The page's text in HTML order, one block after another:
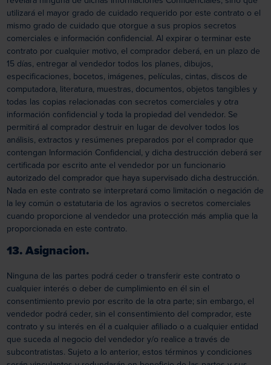
utilizará el mayor grado de cuidado requerido por este contrato o el
mismo grado de cuidado que otorgue a sus propios secretos
comerciales e información confidencial. Al expirar o terminar este
contrato por cualquier motivo, el comprador deberá, en un plazo de
15 días, entregar al vendedor todos los planes, dibujos,
especificaciones, bocetos, imágenes, películas, cintas, discos de
computadora, literatura, muestras, documentos, objetos tangibles y
todas las copias relacionadas con secretos comerciales y otra
información confidencial y toda la propiedad del vendedor. Se
permitirá al comprador destruir en lugar de devolver todos los
análisis, extractos y resúmenes preparados por el comprador que
contengan Información Confidencial, y dicha destrucción deberá ser
certificada por escrito ante el vendedor por un funcionario
autorizado del comprador que haya supervisado dicha destrucción.
Nada en este contrato se interpretará como limitación o negación de
la ley común o estatutaria de los agravios o secretos comerciales
cuando proporcione al vendedor una protección más amplia que la
proporcionada en este contrato.
13. Asignacion.
Ninguna de las partes podrá ceder o transferir este contrato o
cualquier interés o deber de cumplimiento en él sin el
consentimiento previo por escrito de la otra parte; sin embargo, el
vendedor podrá ceder, sin el consentimiento del comprador, este
contrato y su interés en él a cualquier afiliado o a cualquier entidad
que suceda al negocio del vendedor y/o realice a través de
subcontratistas. Sujeto a lo anterior, estos términos y condiciones